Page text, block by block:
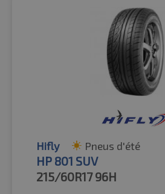
Hifly Pneus d'été
HP 801 SUV
215/60R17 96H